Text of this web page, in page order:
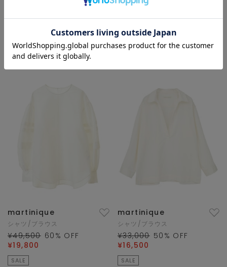
¥31,900 ¥58,300 50% OFF
¥29,150
再入荷 SALE
martinique
シャツ/ブラウス
¥49,500 60 % OFF
¥19,800
SALE
martinique
シャツ/ブラウス
¥33,000 50 % OFF
¥16,500
SALE